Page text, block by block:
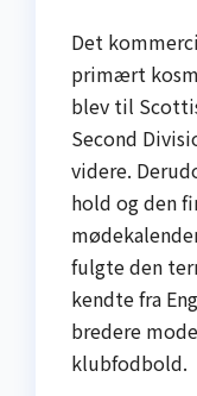
Det
primært
blev til
Second
videre.
hold og den
fulgte den
kendte fra
bredere
klubfodbold.